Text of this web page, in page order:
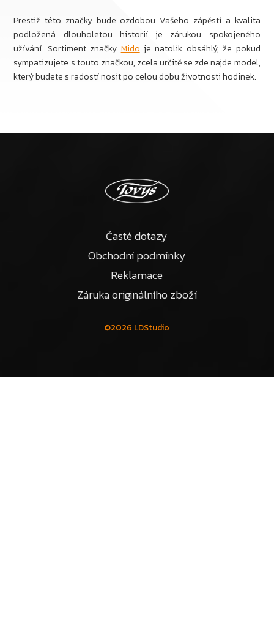
Prestiž této značky bude ozdobou Vašeho zápěstí a kvalita
podložená dlouholetou historií je zárukou spokojeného
užívání. Sortiment značkyMidoje natolik obsáhlý, že pokud
sympatizujete s touto značkou, zcela určitě se zde najde model,
který budete s radostí nosit po celou dobu životnosti hodinek.
Časté dotazy
Obchodní podmínky
Reklamace
Záruka originálního zboží
©2026 LDStudio